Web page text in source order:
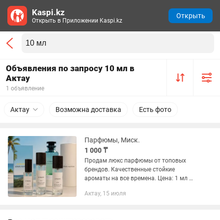
Объявления по запросу 10 мл в
Актау
1 объявление
Актау Возможна доставка Есть фото
Парфюмы, Миск.
1 000 ₸
Продам люкс парфюмы от топовых
брендов. Качественные стойкие
ароматы на все времена. Цена: 1 мл —
мл • 20 мл • 30 мл
Актау, 15 июля
Kaspi.kz
Открыть в Приложении Kaspi.kz
Открыть